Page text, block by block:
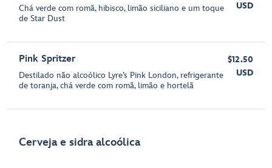
Chá verde com romã, hibisco, limão siciliano e um toque
de Star Dust
USD
Pink Spritzer
Destilado não alcoólico Lyre’s Pink London, refrigerante
de toranja, chá verde com romã, limão e hortelã
$12.50
USD
Cerveja e sidra alcoólica